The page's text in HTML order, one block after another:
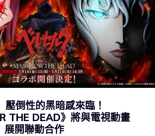
壓倒性的黑暗感來臨！
THE DEAD》將與電視動畫
展開聯動合作